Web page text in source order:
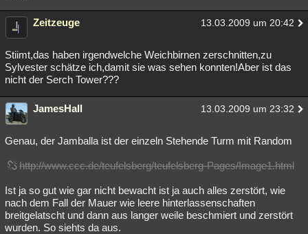
Zeitzeuge 13.03.2009 um 20:42
Stiimt,das haben irgendwelche Weichbirnen zerschnitten,zu
Sylvester schätze ich,damit sie was sehen konnten!Aber ist das
nicht der Serch Tower???
JamesHall 13.03.2009 um 23:32
Genau, der Jamballa ist der einzeln Stehende Turm mit Random
http://www.ccc.de/teufelsberg/teufelsberg-Pages/Image1.html
Ist ja so gut wie gar nicht bewacht ist ja auch alles zerstört, wie
nach dem Fall der Mauer wie leere hinterlassenschaften
breitgelatscht und dann aus langer weile beschmiert und zerstört
wurden. So siehts da aus.